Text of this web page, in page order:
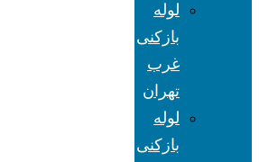
لوله
بازکنی
غرب
تهران
لوله
بازکنی